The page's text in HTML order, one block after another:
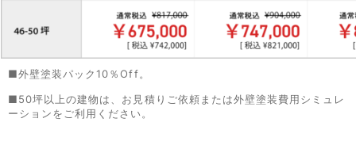
■外壁塗装パック10％Off。
■50坪以上の建物は、お見積りご依頼または外壁塗装費用シミュレ
ーションをご利用ください。